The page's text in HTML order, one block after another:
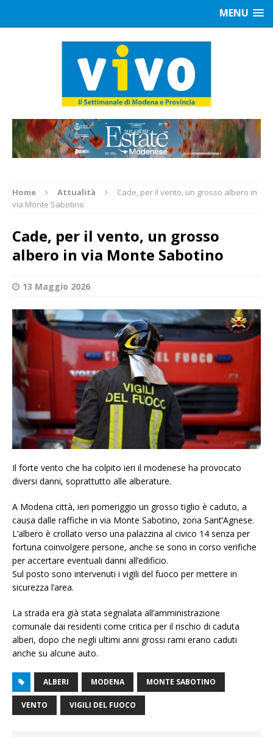
MENU
Home Attualità
Cade, per il vento, un grosso albero in
via Monte Sabotino
Cade, per il vento, un grosso
albero in via Monte Sabotino
13 Maggio 2026
Il forte vento che ha colpito ieri il modenese ha provocato
diversi danni, soprattutto alle alberature.
A Modena città, ieri pomeriggio un grosso tiglio è caduto, a
causa dalle raffiche in via Monte Sabotino, zona Sant’Agnese.
L’albero è crollato verso una palazzina al civico 14 senza per
fortuna coinvolgere persone, anche se sono in corso verifiche
per accertare eventuali danni all’edificio.
Sul posto sono intervenuti i vigili del fuoco per mettere in
sicurezza l’area.
La strada era già stata segnalata all’amministrazione
comunale dai residenti come critica per il rischio di caduta
alberi, dopo che negli ultimi anni grossi rami erano caduti
anche su alcune auto.
ALBERI MODENA MONTE SABOTINO
VENTO VIGILI DEL FUOCO